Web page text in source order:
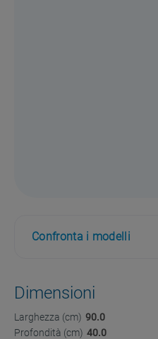
Confronta i modelli
Dimensioni
Larghezza (cm) 90.0
Profondità (cm) 40.0